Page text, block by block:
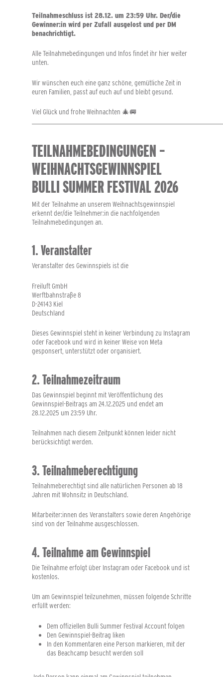
Teilnahmeschluss ist 28.12. um 23:59 Uhr. Der/die
Gewinner:in wird per Zufall ausgelost und per DM
benachrichtigt.
Alle Teilnahmebedingungen und Infos findet ihr hier weiter
unten.
Wir wünschen euch eine ganz schöne, gemütliche Zeit in
euren Familien, passt auf euch auf und bleibt gesund.
Viel Glück und frohe Weihnachten 🎄🚐
TEILNAHMEBEDINGUNGEN –
WEIHNACHTSGEWINNSPIEL
BULLI SUMMER FESTIVAL 2026
Mit der Teilnahme an unserem Weihnachtsgewinnspiel
erkennt der/die Teilnehmer:in die nachfolgenden
Teilnahmebedingungen an.
1. Veranstalter
Veranstalter des Gewinnspiels ist die
Freiluft GmbH
Werftbahnstraße 8
D-24143 Kiel
Deutschland
Dieses Gewinnspiel steht in keiner Verbindung zu Instagram
oder Facebook und wird in keiner Weise von Meta
gesponsert, unterstützt oder organisiert.
2. Teilnahmezeitraum
Das Gewinnspiel beginnt mit Veröffentlichung des
Gewinnspiel-Beitrags am 24.12.2025 und endet am
28.12.2025 um 23:59 Uhr.
Teilnahmen nach diesem Zeitpunkt können leider nicht
berücksichtigt werden.
3. Teilnahmeberechtigung
Teilnahmeberechtigt sind alle natürlichen Personen ab 18
Jahren mit Wohnsitz in Deutschland.
Mitarbeiter:innen des Veranstalters sowie deren Angehörige
sind von der Teilnahme ausgeschlossen.
4. Teilnahme am Gewinnspiel
Die Teilnahme erfolgt über Instagram oder Facebook und ist
kostenlos.
Um am Gewinnspiel teilzunehmen, müssen folgende Schritte
erfüllt werden:
Dem offiziellen Bulli Summer Festival Account folgen
Den Gewinnspiel-Beitrag liken
In den Kommentaren eine Person markieren, mit der
das Beachcamp besucht werden soll